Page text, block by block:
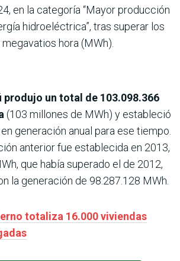
en la categoría “Mayor producción
hidroeléctrica”, tras superar los
hora (MWh).
produjo un total de 103.098.366
(103 millones de MWh) y estableció
generación anual para ese tiempo.
anterior fue establecida en 2013,
que había superado el de 2012,
la generación de 98.287.128 MWh.
totaliza 16.000 viviendas